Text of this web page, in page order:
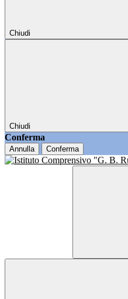
Chiudi
Chiudi
Conferma
Annulla Conferma